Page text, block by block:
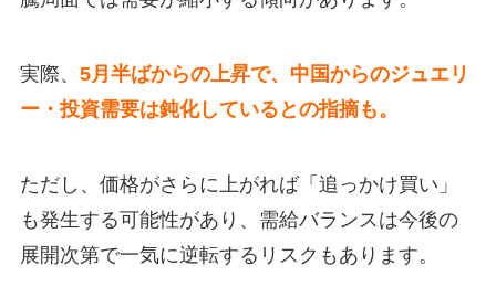
実際、 5月半ばからの上昇で、中国からのジュエリ
ー・投資需要は鈍化しているとの指摘も。
ただし、価格がさらに上がれば「追っかけ買い」
も発生する可能性があり、需給バランスは今後の
展開次第で一気に逆転するリスクもあります。